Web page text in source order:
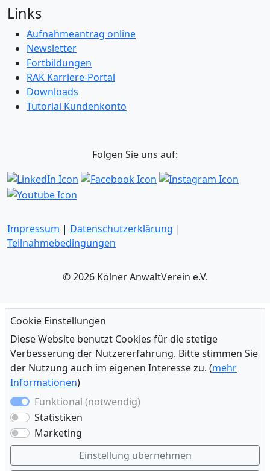
Links
Aufnahmeantrag online
Newsletter
Fortbildungen
RAK Karriere-Portal
Downloads
Tutorial Kundenkonto
Folgen Sie uns auf:
Impressum | Datenschutzerklärung |
Teilnahmebedingungen
© 2026 Kölner AnwaltVerein e.V.
Cookie Einstellungen
Diese Website benutzt Cookies für die stetige
Verbesserung der Nutzererfahrung. Bitte stimmen Sie
der Nutzung auch im eigenen Interesse zu. (mehr
Informationen)
Funktional (notwendig)
Statistiken
Marketing
Einstellung übernehmen